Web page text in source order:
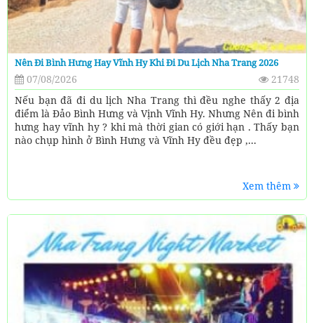
Nên Đi Bình Hưng Hay Vĩnh Hy Khi Đi Du Lịch Nha Trang 2026
07/08/2026
21748
Nếu bạn đã đi du lịch Nha Trang thì đều nghe thấy 2 địa
điểm là Đảo Bình Hưng và Vịnh Vĩnh Hy. Nhưng Nên đi bình
hưng hay vĩnh hy ? khi mà thời gian có giới hạn . Thấy bạn
nào chụp hình ở Bình Hưng và Vĩnh Hy đều đẹp ,...
Xem thêm